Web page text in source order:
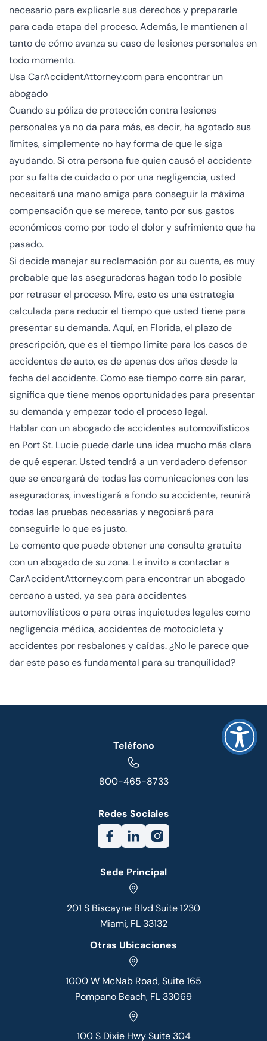
necesario para explicarle sus derechos y prepararle
para cada etapa del proceso. Además, le mantienen al
tanto de cómo avanza su caso de lesiones personales en
todo momento.
Usa CarAccidentAttorney.com para encontrar un
abogado
Cuando su póliza de protección contra lesiones
personales ya no da para más, es decir, ha agotado sus
límites, simplemente no hay forma de que le siga
ayudando. Si otra persona fue quien causó el accidente
por su falta de cuidado o por una negligencia, usted
necesitará una mano amiga para conseguir la máxima
compensación que se merece, tanto por sus gastos
económicos como por todo el dolor y sufrimiento que ha
pasado.
Si decide manejar su reclamación por su cuenta, es muy
probable que las aseguradoras hagan todo lo posible
por retrasar el proceso. Mire, esto es una estrategia
calculada para reducir el tiempo que usted tiene para
presentar su demanda. Aquí, en Florida, el plazo de
prescripción, que es el tiempo límite para los casos de
accidentes de auto, es de apenas dos años desde la
fecha del accidente. Como ese tiempo corre sin parar,
significa que tiene menos oportunidades para presentar
su demanda y empezar todo el proceso legal.
Hablar con un abogado de accidentes automovilísticos
en Port St. Lucie puede darle una idea mucho más clara
de qué esperar. Usted tendrá a un verdadero defensor
que se encargará de todas las comunicaciones con las
aseguradoras, investigará a fondo su accidente, reunirá
todas las pruebas necesarias y negociará para
conseguirle lo que es justo.
Le comento que puede obtener una consulta gratuita
con un abogado de su zona. Le invito a contactar a
CarAccidentAttorney.com para encontrar un abogado
cercano a usted, ya sea para accidentes
automovilísticos o para otras inquietudes legales como
negligencia médica, accidentes de motocicleta y
accidentes por resbalones y caídas. ¿No le parece que
dar este paso es fundamental para su tranquilidad?
Teléfono
800-465-8733
Redes Sociales
Sede Principal
201 S Biscayne Blvd Suite 1230
Miami, FL 33132
Otras Ubicaciones
1000 W McNab Road, Suite 165
Pompano Beach, FL 33069
100 S Dixie Hwy Suite 304